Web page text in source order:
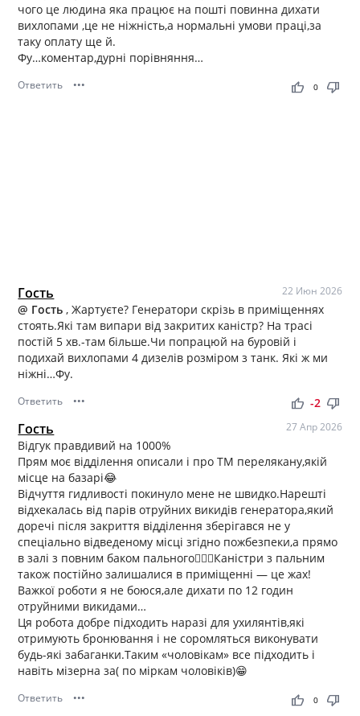
чого це людина яка працює на пошті повинна дихати
вихлопами ,це не ніжність,а нормальні умови праці,за
таку оплату ще й.
Фу…коментар,дурні порівняння…
Ответить ••• thumb_up thumb_down
0
Гость 22 Июн 2026
@ Гость, Жартуєте? Генератори скрізь в приміщеннях
стоять.Які там випари від закритих каністр? На трасі
постій 5 хв.-там більше.Чи попрацюй на буровій і
подихай вихлопами 4 дизелів розміром з танк. Які ж ми
ніжні…Фу.
Ответить ••• thumb_up thumb_down
-2
Гость 27 Апр 2026
Відгук правдивий на 1000%
Прям моє відділення описали і про ТМ перелякану,якій
місце на базарі😂
Відчуття гидливості покинуло мене не швидко.Нарешті
відхекалась від парів отруйних викидів генератора,який
доречі після закриття відділення зберігався не у
спеціально відведеному місці згідно пожбезпеки,а прямо
в залі з повним баком пального🤦🏼‍♀️Каністри з пальним
також постійно залишалися в приміщенні — це жах!
Важкої роботи я не боюся,але дихати по 12 годин
отруйними викидами…
Ця робота добре підходить наразі для ухилянтів,які
отримують бронювання і не соромляться виконувати
будь-які забаганки.Таким «чоловікам» все підходить і
навіть мізерна за( по міркам чоловіків)😁
Ответить ••• thumb_up thumb_down
0